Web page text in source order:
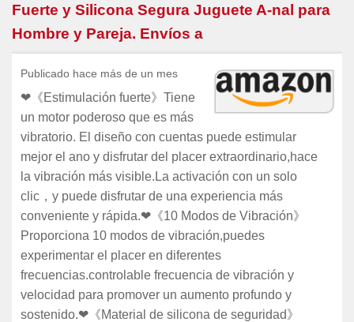
Fuerte y Silicona Segura Juguete A-nal para
Hombre y Pareja. Envíos a
Publicado hace más de un mes
❤《Estimulación fuerte》Tiene
un motor poderoso que es más
vibratorio. El diseño con cuentas puede estimular
mejor el ano y disfrutar del placer extraordinario,hace
la vibración más visible.La activación con un solo
clic，y puede disfrutar de una experiencia más
conveniente y rápida.❤《10 Modos de Vibración》
Proporciona 10 modos de vibración,puedes
experimentar el placer en diferentes
frecuencias.controlable frecuencia de vibración y
velocidad para promover un aumento profundo y
sostenido.❤《Material de silicona de seguridad》